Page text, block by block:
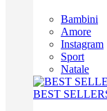
Bambini
Amore
Instagram
Sport
Natale
BEST